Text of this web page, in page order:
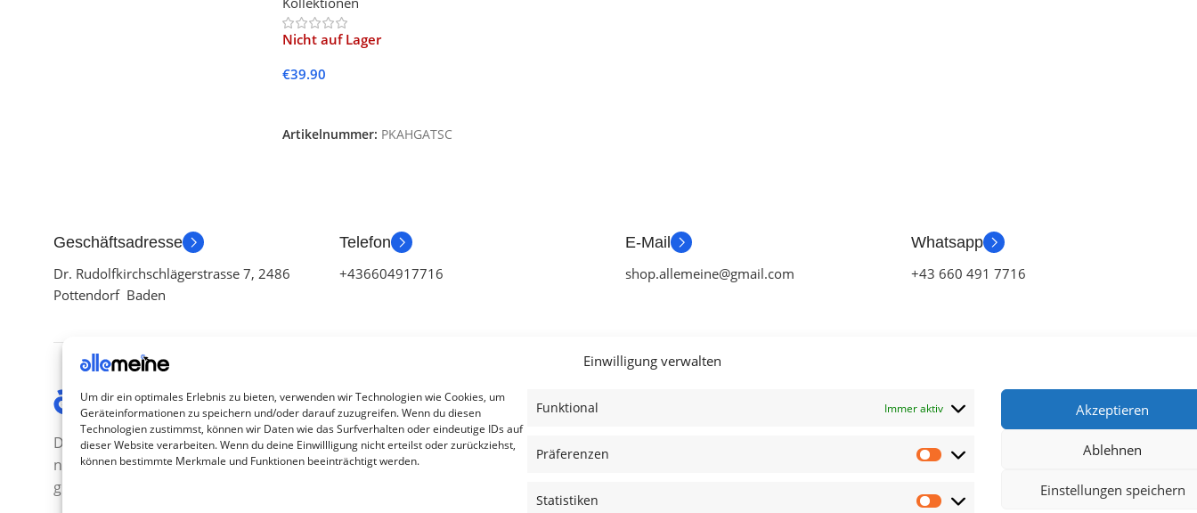
Einwilligung verwalten
Um dir ein optimales Erlebnis zu bieten, verwenden wir Technologien wie Cookies, um
Geräteinformationen zu speichern und/oder darauf zuzugreifen. Wenn du diesen
Technologien zustimmst, können wir Daten wie das Surfverhalten oder eindeutige IDs auf
dieser Website verarbeiten. Wenn du deine Einwillligung nicht erteilst oder zurückziehst,
können bestimmte Merkmale und Funktionen beeinträchtigt werden.
Funktional Immer aktiv
Präferenzen
Statistiken
Akzeptieren
Ablehnen
Einstellungen speichern
Nicht auf Lager
€39.90
Artikelnummer: PKAHGATSC
Geschäftsadresse
Dr. Rudolfkirchschlägerstrasse 7, 2486
Pottendorf Baden
Telefon
+436604917716
E-Mail
shop.allemeine@gmail.com
Whatsapp
+43 660 491 7716
Die Produkte, die Sie wünschen, aber
nicht erreichen können, sind
gleichzeitig mit der Welt hier.
Kategorien
TV Zubehör
Smartwatch Zubehör
Blog
Lieferung & Rückgabe